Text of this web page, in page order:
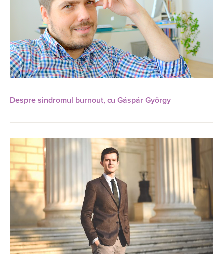
Despre sindromul burnout, cu Gáspár György